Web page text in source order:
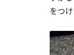
をつ